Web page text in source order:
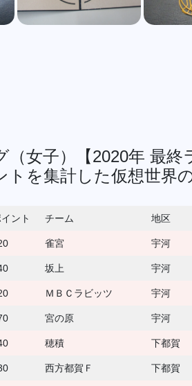
女子）【2020年 最終
トを集計した仮想世界
ント チーム 地区
雀宮 宇河
坂上 宇河
ＭＢＣラビッツ 宇河
宮の原 宇河
穂積 下都賀
西方都賀Ｆ 下都賀